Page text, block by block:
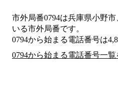
市外局番0794は兵庫県小野市
いる市外局番です。
0794から始まる電話番号は
0794から始まる電話番号一覧